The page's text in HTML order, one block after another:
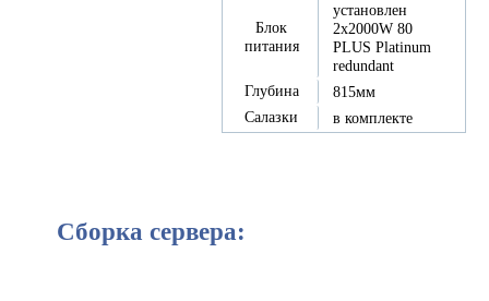
Блок
питания
установлен
2x2000W 80
PLUS Platinum
redundant
Глубина
815мм
Салазки
в комплекте
Сборка сервера: